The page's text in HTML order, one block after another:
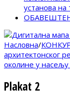
установа
Насловна/
архитектонског
околине у
Plakat 2